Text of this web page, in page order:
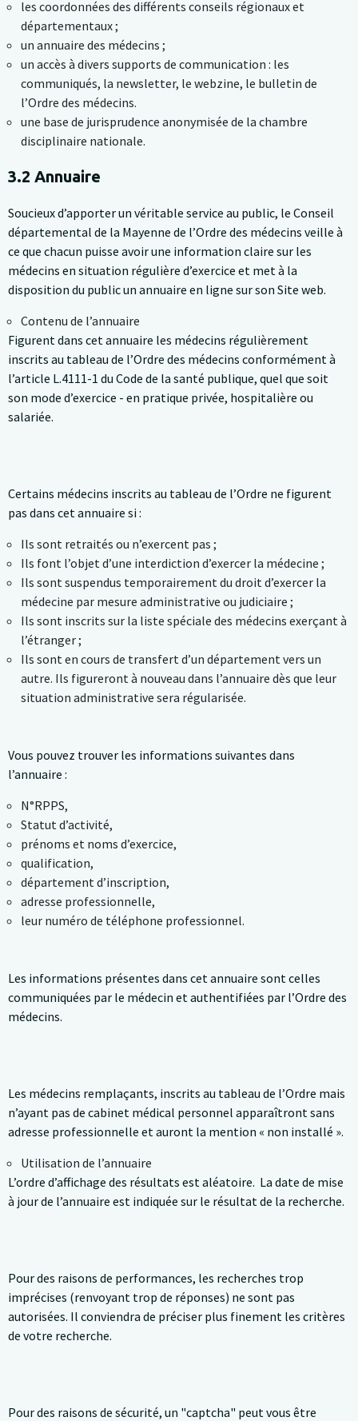
les coordonnées des différents conseils régionaux et
départementaux ;
un annuaire des médecins ;
un accès à divers supports de communication : les
communiqués, la newsletter, le webzine, le bulletin de
l’Ordre des médecins.
une base de jurisprudence anonymisée de la chambre
disciplinaire nationale.
3.2 Annuaire
Soucieux d’apporter un véritable service au public, le Conseil
départemental de la Mayenne de l’Ordre des médecins veille à
ce que chacun puisse avoir une information claire sur les
médecins en situation régulière d’exercice et met à la
disposition du public un annuaire en ligne sur son Site web.
Contenu de l’annuaire
Figurent dans cet annuaire les médecins régulièrement
inscrits au tableau de l’Ordre des médecins conformément à
l’article L.4111-1 du Code de la santé publique, quel que soit
son mode d’exercice - en pratique privée, hospitalière ou
salariée.
Certains médecins inscrits au tableau de l’Ordre ne figurent
pas dans cet annuaire si :
Ils sont retraités ou n’exercent pas ;
Ils font l’objet d’une interdiction d’exercer la médecine ;
Ils sont suspendus temporairement du droit d’exercer la
médecine par mesure administrative ou judiciaire ;
Ils sont inscrits sur la liste spéciale des médecins exerçant à
l’étranger ;
Ils sont en cours de transfert d’un département vers un
autre. Ils figureront à nouveau dans l’annuaire dès que leur
situation administrative sera régularisée.
Vous pouvez trouver les informations suivantes dans
l’annuaire :
N°RPPS,
Statut d’activité,
prénoms et noms d’exercice,
qualification,
département d’inscription,
adresse professionnelle,
leur numéro de téléphone professionnel.
Les informations présentes dans cet annuaire sont celles
communiquées par le médecin et authentifiées par l’Ordre des
médecins.
Les médecins remplaçants, inscrits au tableau de l’Ordre mais
n’ayant pas de cabinet médical personnel apparaîtront sans
adresse professionnelle et auront la mention « non installé ».
Utilisation de l’annuaire
L’ordre d’affichage des résultats est aléatoire. La date de mise
à jour de l’annuaire est indiquée sur le résultat de la recherche.
Pour des raisons de performances, les recherches trop
imprécises (renvoyant trop de réponses) ne sont pas
autorisées. Il conviendra de préciser plus finement les critères
de votre recherche.
Pour des raisons de sécurité, un "captcha" peut vous être